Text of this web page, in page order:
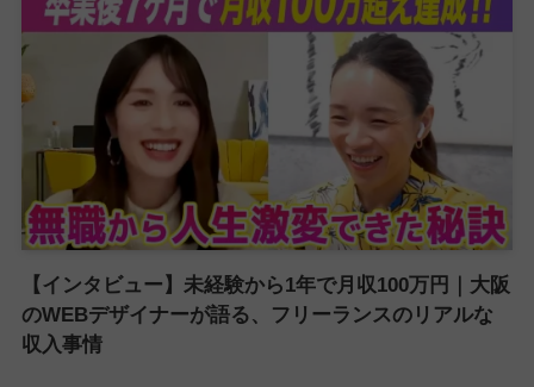
【インタビュー】未経験から1年で月収100万円｜大阪
のWEBデザイナーが語る、フリーランスのリアルな
収入事情